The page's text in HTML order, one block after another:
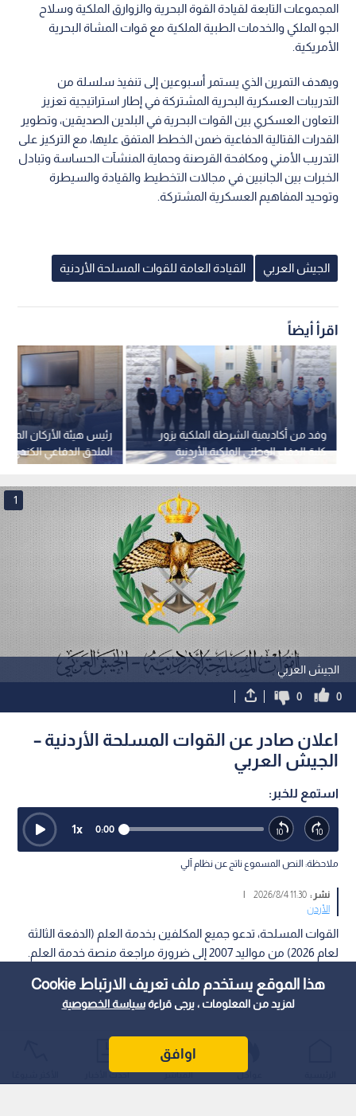
هذا الموقع يستخدم ملف تعريف الارتباط Cookie
لمزيد من المعلومات ، يرجى قراءةسياسة الخصوصية
اوافق
المجموعات التابعة لقيادة القوة البحرية والزوارق الملكية وسلاح
الجو الملكي والخدمات الطبية الملكية مع قوات المشاة البحرية
الأمريكية.
ويهدف التمرين الذي يستمر أسبوعين إلى تنفيذ سلسلة من
التدريبات العسكرية البحرية المشتركة في إطار استراتيجية تعزيز
التعاون العسكري بين القوات البحرية في البلدين الصديقين، وتطوير
القدرات القتالية الدفاعية ضمن الخطط المتفق عليها، مع التركيز على
التدريب الأمني ومكافحة القرصنة وحماية المنشآت الحساسة وتبادل
الخبرات بين الجانبين في مجالات التخطيط والقيادة والسيطرة
وتوحيد المفاهيم العسكرية المشتركة.
الجيش العربي القيادة العامة للقوات المسلحة الأردنية
اقرأ أيضاً
رئيس هيئة الأركان
الملحق الدفاعي الكندي
وفد من أكاديمية الشرطة الملكية يزور
كلية الدفاع الوطني الملكية الأردنية
الجيش العربي
1
0
0
اعلان صادر عن القوات المسلحة الأردنية –
الجيش العربي
استمع للخبر:
0:00
1x
ملاحظة: النص المسموع ناتج عن نظام آلي
نشر :11:30 2026/8/4
|
الأردن
القوات المسلحة، تدعو جميع المكلفين بخدمة العلم (الدفعة الثالثة
لعام 2026) من مواليد 2007 إلى ضرورة مراجعة منصة خدمة العلم.
عواجل المباشر أحدث الأخبار